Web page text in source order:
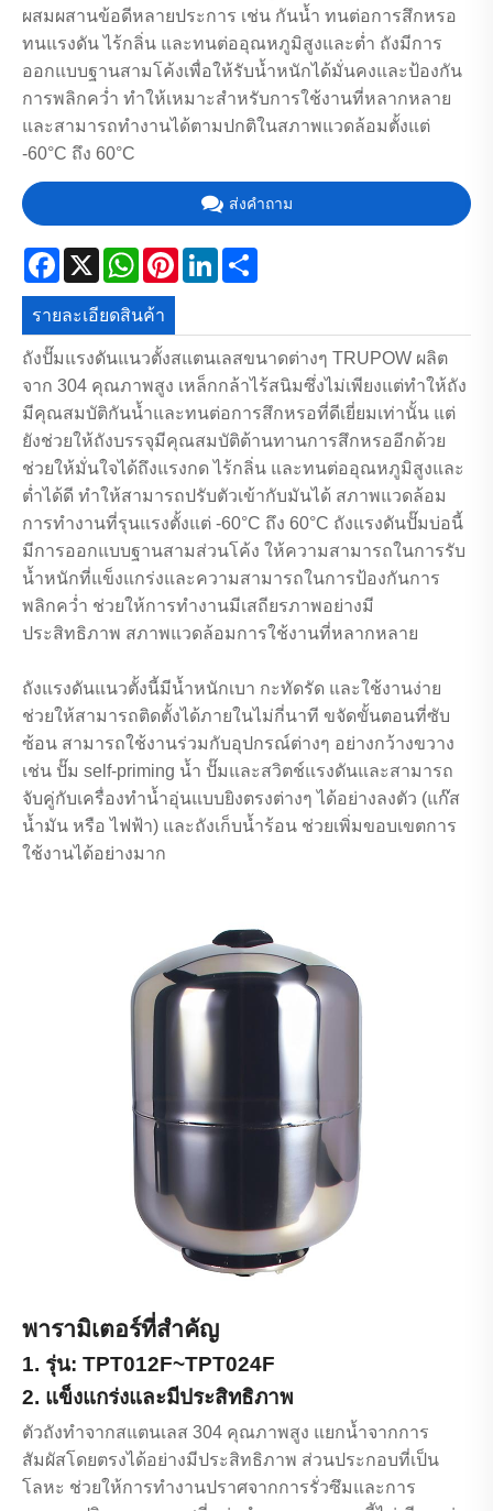
ผสมผสานข้อดีหลายประการ เช่น กันน้ำ ทนต่อการสึกหรอ
ทนแรงดัน ไร้กลิ่น และทนต่ออุณหภูมิสูงและต่ำ ถังมีการ
ออกแบบฐานสามโค้งเพื่อให้รับน้ำหนักได้มั่นคงและป้องกัน
การพลิกคว่ำ ทำให้เหมาะสำหรับการใช้งานที่หลากหลาย
และสามารถทำงานได้ตามปกติในสภาพแวดล้อมตั้งแต่
-60°C ถึง 60°C
ส่งคำถาม
Facebook
X WhatsApp
PinterestLinkedIn
รายละเอียดสินค้า
ถังปั๊มแรงดันแนวตั้งสแตนเลสขนาดต่างๆ TRUPOW ผลิต
จาก 304 คุณภาพสูง เหล็กกล้าไร้สนิมซึ่งไม่เพียงแต่ทำให้ถัง
มีคุณสมบัติกันน้ำและทนต่อการสึกหรอที่ดีเยี่ยมเท่านั้น แต่
ยังช่วยให้ถังบรรจุมีคุณสมบัติต้านทานการสึกหรออีกด้วย
ช่วยให้มั่นใจได้ถึงแรงกด ไร้กลิ่น และทนต่ออุณหภูมิสูงและ
ต่ำได้ดี ทำให้สามารถปรับตัวเข้ากับมันได้ สภาพแวดล้อม
การทำงานที่รุนแรงตั้งแต่ -60°C ถึง 60°C ถังแรงดันปั๊มบ่อนี้
มีการออกแบบฐานสามส่วนโค้ง ให้ความสามารถในการรับ
น้ำหนักที่แข็งแกร่งและความสามารถในการป้องกันการ
พลิกคว่ำ ช่วยให้การทำงานมีเสถียรภาพอย่างมี
ประสิทธิภาพ สภาพแวดล้อมการใช้งานที่หลากหลาย
ถังแรงดันแนวตั้งนี้มีน้ำหนักเบา กะทัดรัด และใช้งานง่าย
ช่วยให้สามารถติดตั้งได้ภายในไม่กี่นาที ขจัดขั้นตอนที่ซับ
ซ้อน สามารถใช้งานร่วมกับอุปกรณ์ต่างๆ อย่างกว้างขวาง
เช่น ปั๊ม self-priming น้ำ ปั๊มและสวิตช์แรงดันและสามารถ
จับคู่กับเครื่องทำน้ำอุ่นแบบยิงตรงต่างๆ ได้อย่างลงตัว (แก๊ส
น้ำมัน หรือ ไฟฟ้า) และถังเก็บน้ำร้อน ช่วยเพิ่มขอบเขตการ
ใช้งานได้อย่างมาก
พารามิเตอร์ที่สำคัญ
1. รุ่น: TPT012F~TPT024F
2. แข็งแกร่งและมีประสิทธิภาพ
ตัวถังทำจากสแตนเลส 304 คุณภาพสูง แยกน้ำจากการ
สัมผัสโดยตรงได้อย่างมีประสิทธิภาพ ส่วนประกอบที่เป็น
โลหะ ช่วยให้การทำงานปราศจากการรั่วซึมและการ